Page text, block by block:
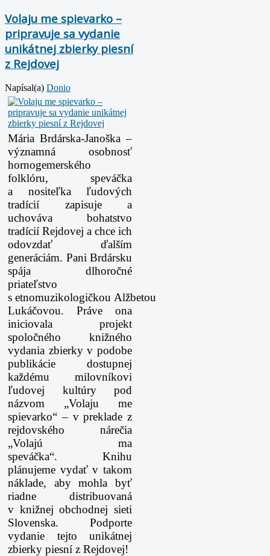
Volaju me spievarko –
pripravuje sa vydanie
unikátnej zbierky piesní
z Rejdovej
Napísal(a) Donio
Mária Brdárska-Janoška –
významná osobnosť
hornogemerského
folklóru, speváčka
a nositeľka ľudových
tradícií zapisuje a
uchováva bohatstvo
tradícií Rejdovej a chce ich
odovzdať ďalším
generáciám. Pani Brdársku
spája dlhoročné
priateľstvo
s etnomuzikologičkou Alžbetou
Lukáčovou. Práve ona
iniciovala projekt
spoločného knižného
vydania zbierky v podobe
publikácie dostupnej
každému milovníkovi
ľudovej kultúry pod
názvom „Volaju me
spievarko“ – v preklade z
rejdovského nárečia
„Volajú ma
speváčka“. Knihu
plánujeme vydať v takom
náklade, aby mohla byť
riadne distribuovaná
v knižnej obchodnej sieti
Slovenska. Podporte
vydanie tejto unikátnej
zbierky piesní z Rejdovej!